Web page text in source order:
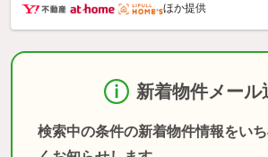
ほか提供
新着物件メール
検索中の条件の新着物件情報をい